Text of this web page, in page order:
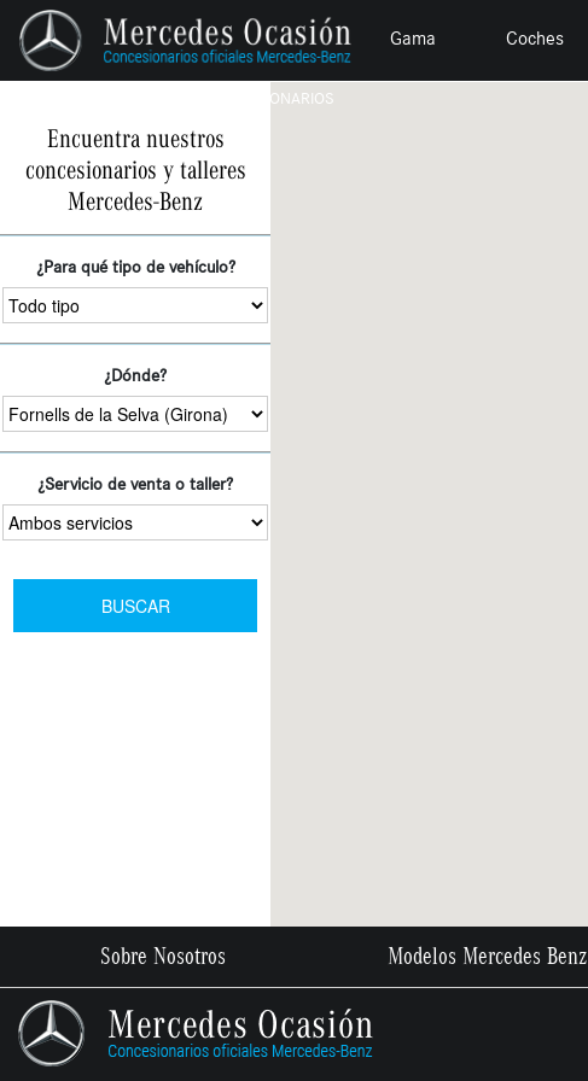
Gama Coches
CONCESIONARIOS
Encuentra nuestros
concesionarios y talleres
Mercedes-Benz
¿Para qué tipo de vehículo?
¿Dónde?
¿Servicio de venta o taller?
BUSCAR
Sobre Nosotros Modelos Mercedes Benz